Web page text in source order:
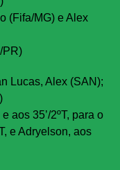
(Fifa/MG) e Alex
PR)
Lucas, Alex (SAN);
aos 35’/2ºT, para o
e Adryelson, aos